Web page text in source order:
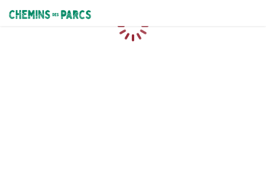
Chemins des Parcs
Caricamento